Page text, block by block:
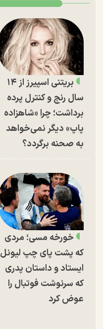
بریتنی اسپیرز از ۱۴
سال رنج و کنترل پرده
برداشت؛ چرا «شاهزاده
پاپ» دیگر نمی‌خواهد
به صحنه برگردد؟
خورخه مسی؛ مردی
که پشت پای چپ لیونل
ایستاد و داستان پدری
که سرنوشت فوتبال را
عوض کرد